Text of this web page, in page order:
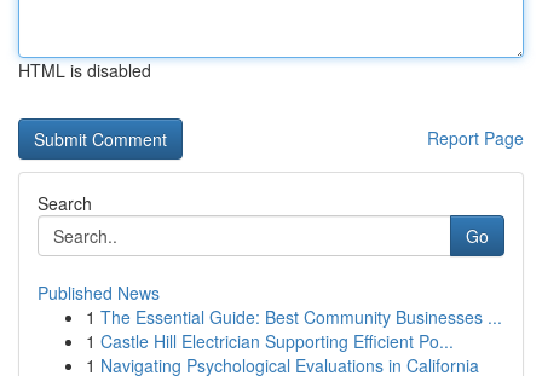
HTML is disabled
Report Page
Search
Go
Published News
1 The Essential Guide: Best Community Businesses ...
1 Castle Hill Electrician Supporting Efficient Po...
1 Navigating Psychological Evaluations in California